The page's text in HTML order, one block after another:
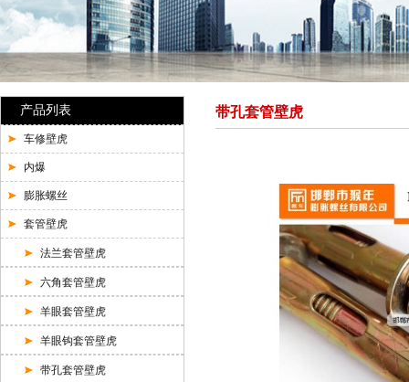
产品列表
车修壁虎
内爆
膨胀螺丝
套管壁虎
法兰套管壁虎
六角套管壁虎
羊眼套管壁虎
羊眼钩套管壁虎
带孔套管壁虎
带孔套管壁虎